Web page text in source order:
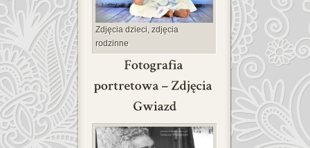
Zdjęcia dzieci, zdjęcia
rodzinne